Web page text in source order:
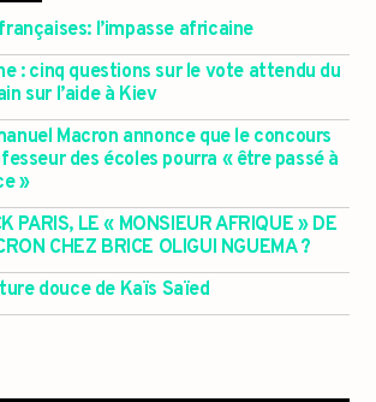
l’impasse africaine
: cinq questions sur le vote attendu du
sur l’aide à Kiev
Macron annonce que le concours
des écoles pourra « être passé à
»
PARIS, LE « MONSIEUR AFRIQUE » DE
CHEZ BRICE OLIGUI NGUEMA ?
douce de Kaïs Saïed